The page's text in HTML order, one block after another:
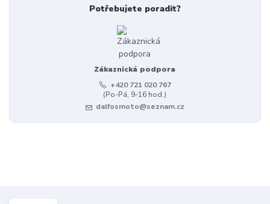
Potřebujete poradit?
Zákaznická podpora
+420 721 020 767
(Po-Pá, 9-16 hod.)
dalfosmoto@seznam.cz